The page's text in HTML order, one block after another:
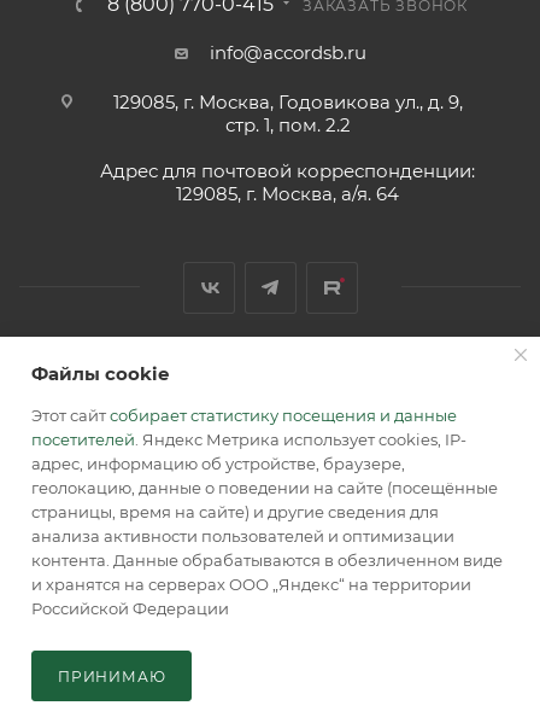
ЗАКАЗАТЬ ЗВОНОК
info@accordsb.ru
129085, г. Москва, Годовикова ул., д. 9,
стр. 1, пом. 2.2
Адрес для почтовой корреспонденции:
129085, г. Москва, а/я. 64
2026 © Обращаем Ваше внимание на то, что вся
информация, размещенная на сайте, носит
информационный характер и не является публичной
офертой, определяемой положениями Статьи 437 (2) ГК РФ.
Файлы cookie
Этот сайтсобирает статистику посещения и данные
посетителей . Яндекс Метрика использует cookies, IP-
адрес, информацию об устройстве, браузере,
геолокацию, данные о поведении на сайте (посещённые
страницы, время на сайте) и другие сведения для
анализа активности пользователей и оптимизации
контента. Данные обрабатываются в обезличенном виде
и хранятся на серверах ООО „Яндекс“ на территории
Российской Федерации
ПРИНИМАЮ
Главная
Кабинет